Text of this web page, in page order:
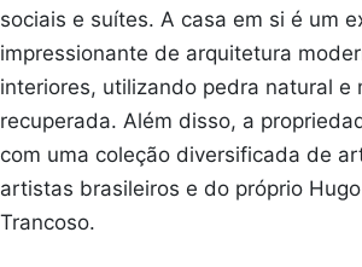
sociais e suítes. A casa em si é um
impressionante de arquitetura
interiores, utilizando pedra natural e
recuperada. Além disso, a
com uma coleção diversificada de
artistas brasileiros e do próprio
Trancoso.